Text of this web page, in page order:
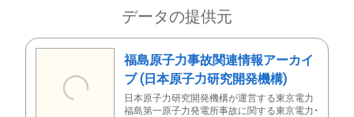
データの提供元
福島原子力事故関連情報アーカイ
ブ (日本原子力研究開発機構)
日本原子力研究開発機構が運営する東京電力
福島第一原子力発電所事故に関する東京電力・